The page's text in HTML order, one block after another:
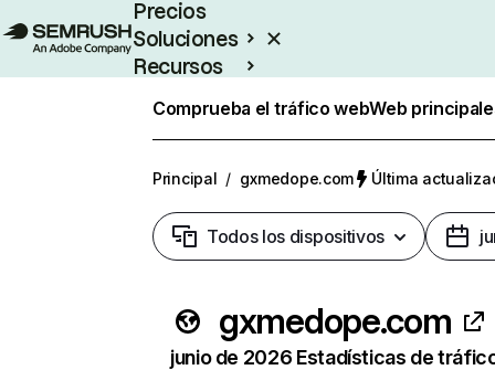
Precios
Soluciones
Recursos
Comprueba el tráfico webWeb
Principal / gxmedope.com Última
Todos los dispositivos
gxmedope.com
junio de 2026 Estadísticas de